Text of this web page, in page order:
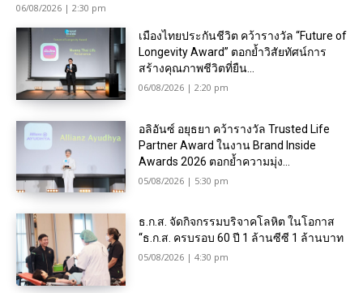
06/08/2026 | 2:30 pm
เมืองไทยประกันชีวิต คว้ารางวัล “Future of
Longevity Award” ตอกย้ำวิสัยทัศน์การ
สร้างคุณภาพชีวิตที่ยืน...
06/08/2026 | 2:20 pm
อลิอันซ์ อยุธยา คว้ารางวัล Trusted Life
Partner Award ในงาน Brand Inside
Awards 2026 ตอกย้ำความมุ่ง...
05/08/2026 | 5:30 pm
ธ.ก.ส. จัดกิจกรรมบริจาคโลหิต ในโอกาส
“ธ.ก.ส. ครบรอบ 60 ปี 1 ล้านซีซี 1 ล้านบาท
05/08/2026 | 4:30 pm